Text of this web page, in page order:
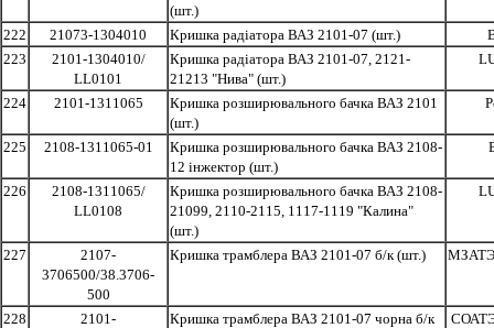
(шт.)
222
21073-1304010 Кришка радіатора ВАЗ 2101-07 (шт.)
223
2101-1304010/
LL0101
Кришка радіатора ВАЗ 2101-07, 2121-
21213 "Нива" (шт.)
224 2101-1311065
Кришка розширювального бачка ВАЗ 2101
(шт.)
225 2108-1311065-01
Кришка розширювального бачка ВАЗ 2108-
12 інжектор (шт.)
226
2108-1311065/
LL0108
Кришка розширювального бачка ВАЗ 2108-
21099, 2110-2115, 1117-1119 "Калина"
(шт.)
227
2107-
3706500/38.3706-
500
Кришка трамблера ВАЗ 2101-07 б/к (шт.) МЗАТЭ
228
2101-
Кришка трамблера ВАЗ 2101-07 чорна б/к